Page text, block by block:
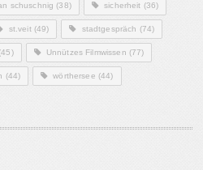
schuschnig (38) sicherheit (36)
st.veit(49) stadtgespräch (74)
Unnützes Filmwissen (77)
(44) wörthersee (44)